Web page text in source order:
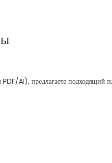
AI), предлагаете подходящий